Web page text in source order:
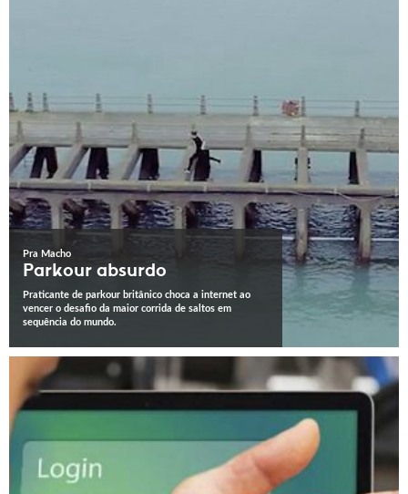
Pra Macho
Parkour absurdo
Praticante de parkour britânico choca a internet ao
vencer o desafio da maior corrida de saltos em
sequência do mundo.